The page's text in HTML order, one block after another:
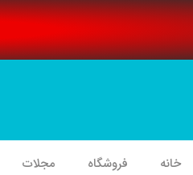
خانه فروشگاه مجلات